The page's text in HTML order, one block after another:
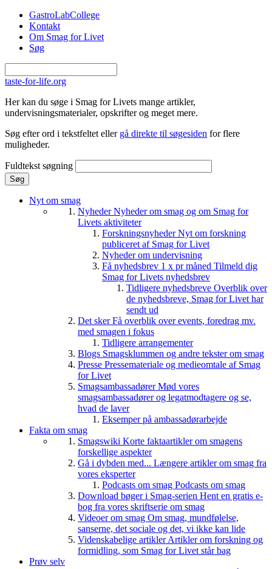
Gå til hovedindhold
GastroLabCollege
Kontakt
Om Smag for Livet
Søg
taste-for-life.org
Her kan du søge i Smag for Livets mange artikler,
undervisningsmaterialer, opskrifter og meget mere.
Søg efter ord i tekstfeltet eller gå direkte til søgesiden for flere
muligheder.
Fuldtekst søgning
Nyt om smag
NyhederNyheder om smag og om Smag for
Livets aktiviteter
ForskningsnyhederNyt om forskning
publiceret af Smag for Livet
Nyheder om undervisning
Få nyhedsbrev 1 x pr måned Tilmeld dig
Smag for Livets nyhedsbrev
Tidligere nyhedsbreve Overblik over
de nyhedsbreve, Smag for Livet har
sendt ud
Det skerFå overblik over events, foredrag mv.
med smagen i fokus
Tidligere arrangementer
Blogs Smagsklummen og andre tekster om smag
Presse Pressemateriale og medieomtale af Smag
for Livet
SmagsambassadørerMød vores
smagsambassadører og legatmodtagere og se,
hvad de laver
Eksemper på ambassadørarbejde
Fakta om smag
Smagswiki Korte faktaartikler om smagens
forskellige aspekter
Gå i dybden med... Længere artikler om smag fra
vores eksperter
Podcasts om smag Podcasts om smag
Download bøger i Smag-serien Hent en gratis e-
bog fra vores skriftserie om smag
Videoer om smag Om smag, mundfølelse,
sanserne, det sociale og det, vi ikke kan lide
Videnskabelige artiklerArtikler om forskning og
formidling, som Smag for Livet står bag
Prøv selv